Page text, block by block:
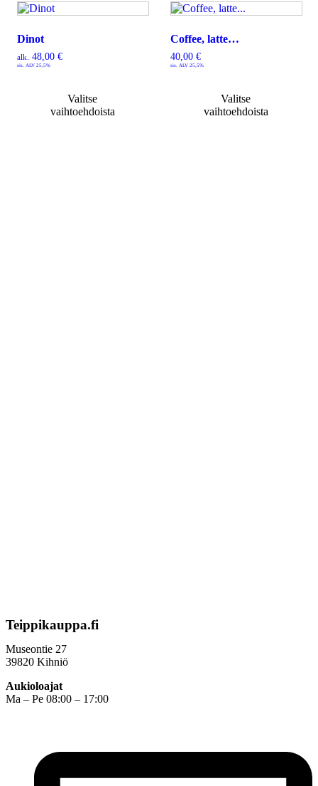
Dinot
alk. 48,00 €
sis. ALV 25,5%
Valitse
vaihtoehdoista
Coffee, latte…
40,00 €
sis. ALV 25,5%
Valitse
vaihtoehdoista
Teippikauppa.fi
Museontie 27
39820 Kihniö
Aukioloajat
Ma – Pe 08:00 – 17:00